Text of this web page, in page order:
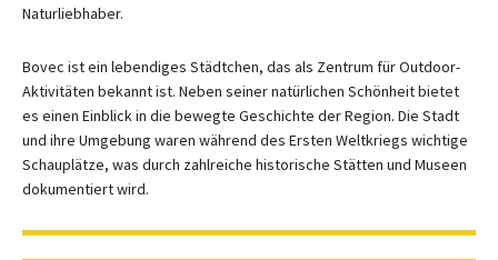
Naturliebhaber.
Bovec ist ein lebendiges Städtchen, das als Zentrum für Outdoor-
Aktivitäten bekannt ist. Neben seiner natürlichen Schönheit bietet
es einen Einblick in die bewegte Geschichte der Region. Die Stadt
und ihre Umgebung waren während des Ersten Weltkriegs wichtige
Schauplätze, was durch zahlreiche historische Stätten und Museen
dokumentiert wird.